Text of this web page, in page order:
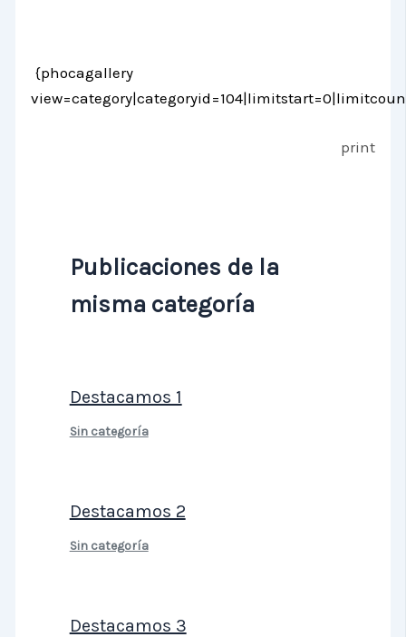
{phocagallery
print
Publicaciones de la
misma categoría
Destacamos 1
Sin categoría
Destacamos 2
Sin categoría
Destacamos 3